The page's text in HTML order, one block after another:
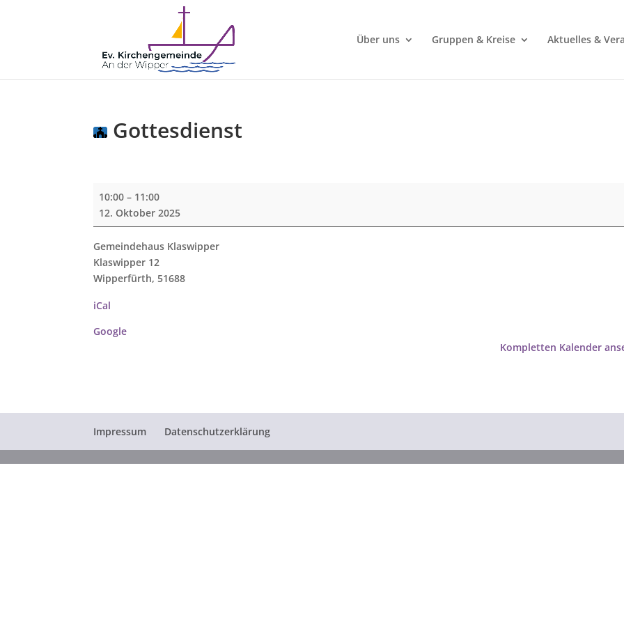
Über uns Gruppen & Kreise Aktuelles &
Gottesdienst
Gottesdienst
10:00 – 11:00
12. Oktober 2025
Gemeindehaus Klaswipper
Klaswipper 12
Wipperfürth,51688
iCal
Google
Kompletten Kalender
Impressum Datenschutzerklärung